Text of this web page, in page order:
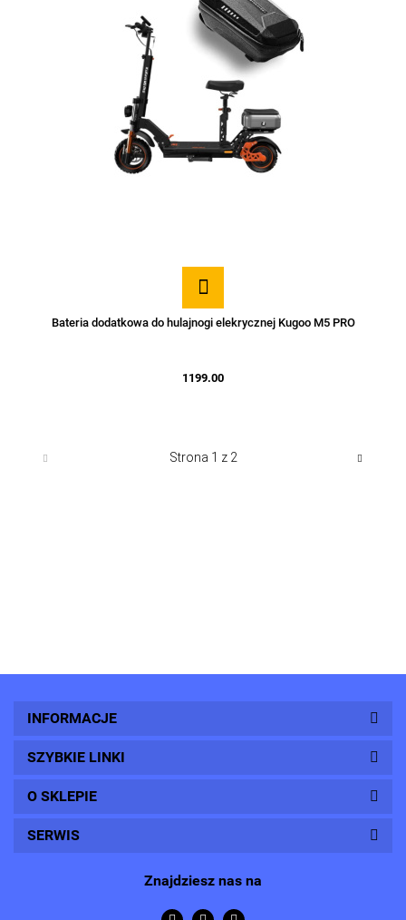
Bateria dodatkowa do hulajnogi elekrycznej Kugoo M5 PRO
1199.00
INFORMACJE
SZYBKIE LINKI
O SKLEPIE
SERWIS
Znajdziesz nas na